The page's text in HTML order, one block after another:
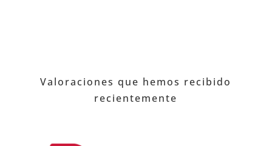
Valoraciones que hemos recibido
recientemente